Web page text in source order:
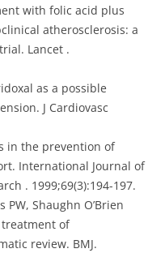
with folic acid plus
atherosclerosis: a
Lancet .
as a possible
J Cardiovasc
in the prevention of
International Journal of
. 1999;69(3):194-197.
PW, Shaughn O’Brien
treatment of
review. BMJ.